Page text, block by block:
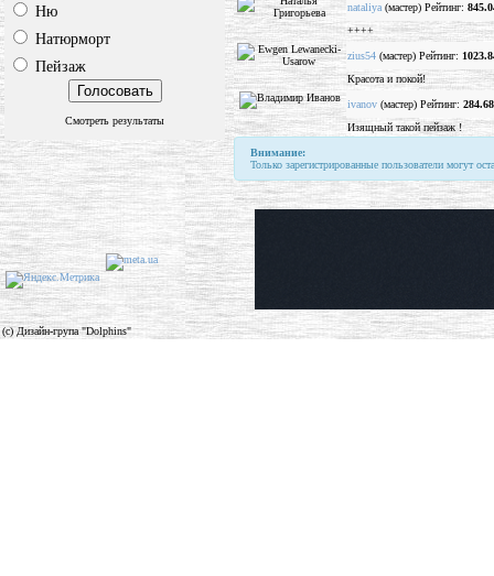
Ню
Натюрморт
Пейзаж
Смотреть результаты
nataliya (мастер) Рейтинг:
++++
zius54 (мастер) Рейтинг:
Красота и покой!
ivanov (мастер) Рейтинг: 284.68
Изящный такой пейзаж !
Внимание:
Только зарегистрированные пользователи могут
(c) Дизайн-група "Dolphins"